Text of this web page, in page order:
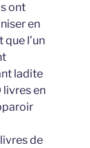
ont
en
l’un
ladite
en
de